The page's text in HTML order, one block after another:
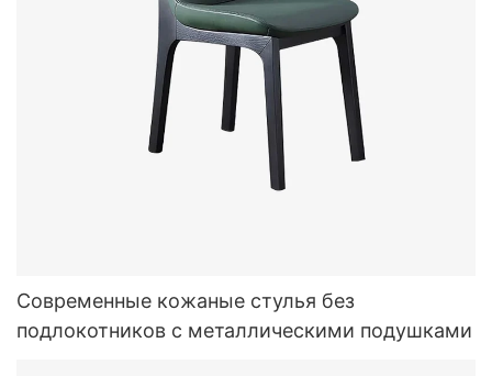
Современные кожаные стулья без
подлокотников с металлическими подушками